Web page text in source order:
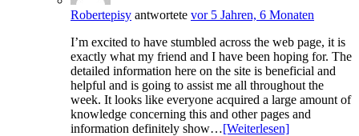
Robertepisy antwortete vor 5 Jahren, 6 Monaten
I’m excited to have stumbled across the web page, it is
exactly what my friend and I have been hoping for. The
detailed information here on the site is beneficial and
helpful and is going to assist me all throughout the
week. It looks like everyone acquired a large amount of
knowledge concerning this and other pages and
information definitely show…[Weiterlesen]